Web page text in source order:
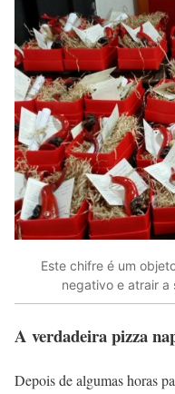
Este chifre é um
negativo e atrair a
A verdadeira pizza
Depois de algumas horas